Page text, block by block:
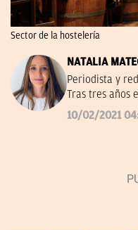
Sector de la hostelería
NATALIA
Periodista y
Tras tres años
empresas,
la distribución
10/02/2021